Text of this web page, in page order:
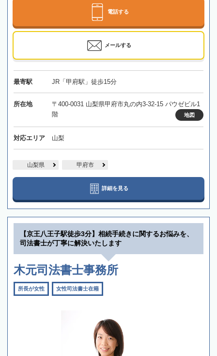
電話する
メールする
最寄駅 JR「甲府駅」徒歩15分
所在地
〒400-0031 山梨県甲府市丸の内3-32-15 パウゼビル1
階
地図
対応エリア 山梨
山梨県 甲府市
詳細を見る
【京王八王子駅徒歩3分】相続手続きに関するお悩みを、
司法書士が丁寧に解決いたします
木元司法書士事務所
所長が女性 女性司法書士在籍